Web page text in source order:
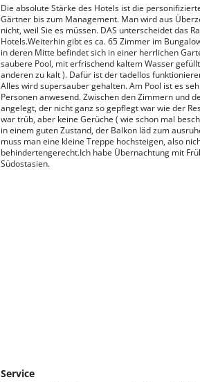
Die absolute Stärke des Hotels ist die
Gärtner bis zum Management. Man wird aus
nicht, weil Sie es müssen. DAS unterscheidet das
Hotels.Weiterhin gibt es ca. 65 Zimmer im
in deren Mitte befindet sich in einer herrlichen
saubere Pool, mit erfrischend kaltem Wasser
anderen zu kalt ). Dafür ist der tadellos
Alles wird supersauber gehalten. Am Pool ist es
Personen anwesend. Zwischen den Zimmern und
angelegt, der nicht ganz so gepflegt war wie der
war trüb, aber keine Gerüche ( wie schon mal
in einem guten Zustand, der Balkon läd zum
muss man eine kleine Treppe hochsteigen, also
behindertengerecht.Ich habe Übernachtung mit
Südostasien.
Service